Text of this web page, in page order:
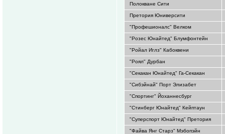
Полокване Сити
Претория Юниверсити
"Профешионалс" Велком
"Розес Юнайтед" Блумфонтейн
"Ройал Иглз" Кабоквени
"Роял" Дурбан
"Секакан Юнайтед" Га-Секакан
"Сибэйнай" Порт Элизабет
"Спортинг" Йоханнесбург
"Стинберг Юнайтед" Кейптаун
"Суперспорт Юнайтед" Претория
"Файва Янг Старз" Мэбопэйн